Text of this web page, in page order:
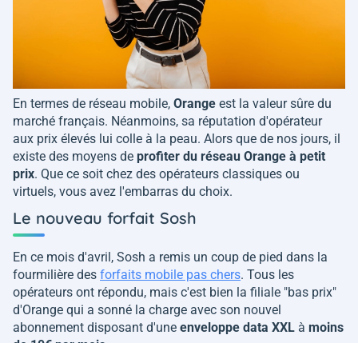
En termes de réseau mobile, Orange est la valeur sûre du
marché français. Néanmoins, sa réputation d'opérateur
aux prix élevés lui colle à la peau. Alors que de nos jours, il
existe des moyens de profiter du réseau Orange à petit
prix. Que ce soit chez des opérateurs classiques ou
virtuels, vous avez l'embarras du choix.
Le nouveau forfait Sosh
En ce mois d'avril, Sosh a remis un coup de pied dans la
fourmilière des forfaits mobile pas chers. Tous les
opérateurs ont répondu, mais c'est bien la filiale "bas prix"
d'Orange qui a sonné la charge avec son nouvel
abonnement disposant d'une enveloppe data XXL à moins